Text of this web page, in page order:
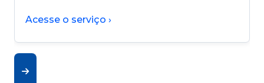
Acesse o serviço ›